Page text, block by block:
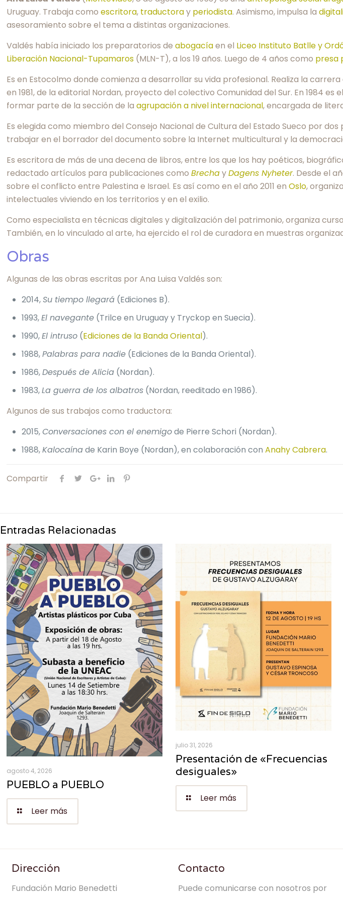
Uruguay. Trabaja comoescritora, traductoray periodista. Asimismo, impulsa la
asesoramiento sobre el tema a distintas organizaciones.
Valdés había iniciado los preparatorios deabogacíaen el Liceo Instituto Batlle y
Liberación Nacional-Tupamaros (MLN-T), a los 19 años. Luego de 4 años como presa
Es en Estocolmo donde comienza a desarrollar su vida profesional. Realiza la
en 1981, de la editorial Nordan, proyecto del colectivo Comunidad del Sur. En 1984
formar parte de la sección de laagrupación a nivel internacional, encargada de
Es elegida como miembro del Consejo Nacional de Cultura del Estado Sueco por
trabajar en el borrador del documento sobre la Internet multicultural y la
Es escritora de más de una decena de libros, entre los que los hay poéticos,
redactado artículos para publicaciones comoBrechayDagens Nyheter. Desde el
sobre el conflicto entre Palestina e Israel. Es así como en el año 2011 enOslo,
intelectuales viviendo en los territorios y en el exilio.
Como especialista en técnicas digitales y digitalización del patrimonio, organiza
También, en lo vinculado al arte, ha ejercido el rol de curadora en muestras
Obras
Algunas de las obras escritas por Ana Luisa Valdés son:
2014,Su tiempo llegará (Ediciones B).
1993,El navegante (Trilce en Uruguay y Tryckop en Suecia).
1990,El intruso (Ediciones de la Banda Oriental).
1988,Palabras para nadie (Ediciones de la Banda Oriental).
1986,Después de Alicia (Nordan).
1983,La guerra de los albatros (Nordan, reeditado en 1986).
Algunos de sus trabajos como traductora:
2015,Conversaciones con el enemigode Pierre Schori (Nordan).
1988,Kalocaínade Karin Boye (Nordan), en colaboración conAnahy Cabrera.
Compartir
Entradas Relacionadas
agosto 4, 2026
PUEBLO a PUEBLO
Leer más
julio 31, 2026
Presentación de «Frecuencias
desiguales»
Leer más
Dirección
Fundación Mario Benedetti
Contacto
Puede comunicarse con nosotros por